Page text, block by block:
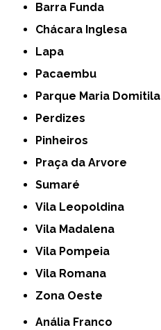
Barra Funda
Chácara Inglesa
Lapa
Pacaembu
Parque Maria Domitila
Perdizes
Pinheiros
Praça da Arvore
Sumaré
Vila Leopoldina
Vila Madalena
Vila Pompeia
Vila Romana
Zona Oeste
Anália Franco